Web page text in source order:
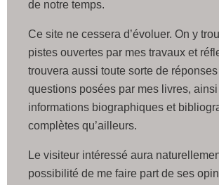
de notre temps.
Ce site ne cessera d’évoluer. On y
pistes ouvertes par mes travaux et
trouvera aussi toute sorte de
questions posées par mes livres,
informations biographiques et
complètes qu’ailleurs.
Le visiteur intéressé aura
possibilité de me faire part de ses